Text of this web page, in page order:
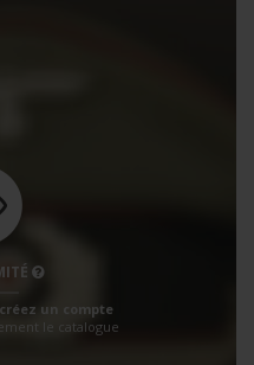
créez un compte
le catalogue